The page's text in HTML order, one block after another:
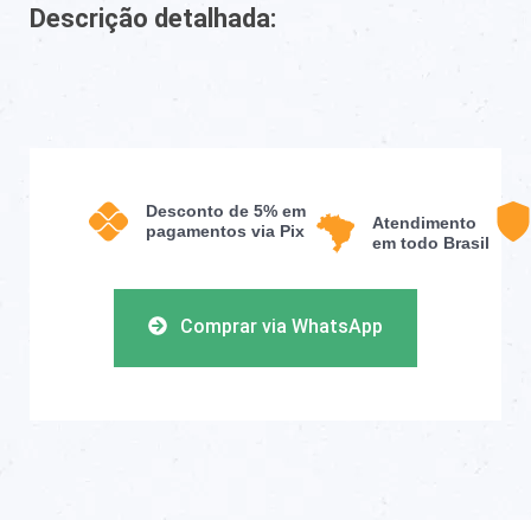
Descrição detalhada:
Comprar via WhatsApp
Desconto de 5% em
pagamentos via Pix
Atendimento
em todo Brasil